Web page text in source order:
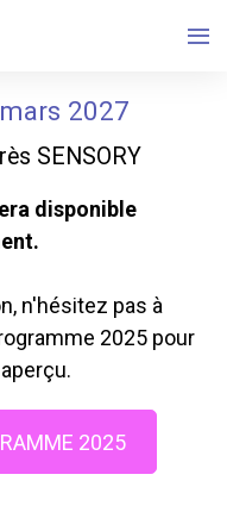
2027
SENSORY
disponible
n'hésitez pas à
2025 pour
2025